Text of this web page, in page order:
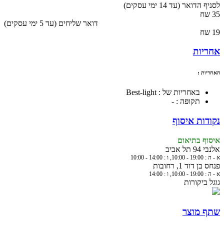
לסניף הדואר (עד 14 ימי עסקים)
35 שח
(עד 5 ימי עסקים) דואר שליחים
19 שח
אחריות
האחריות :
באחריות של : Best-light
תקופה : -
נקודות איסוף
איסוף בתיאום
אלנבי 94 תל אביב
א - ה : 19:00 - 10:00, ו : 14:00 - 10:00
פנחס בן דוד 1, רחובות
א - ה : 19:00 - 10:00, ו : 14:00
גוגל ביקורות
שתף מוצר